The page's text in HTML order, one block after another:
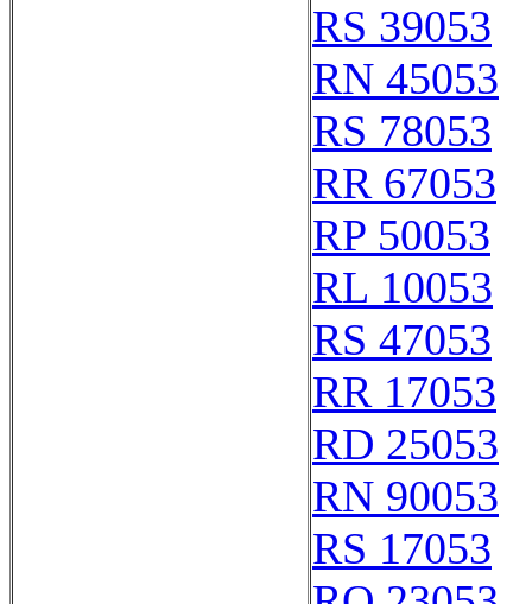
RS 39053
RN 45053
RS 78053
RR 67053
RP 50053
RL 10053
RS 47053
RR 17053
RD 25053
RN 90053
RS 17053